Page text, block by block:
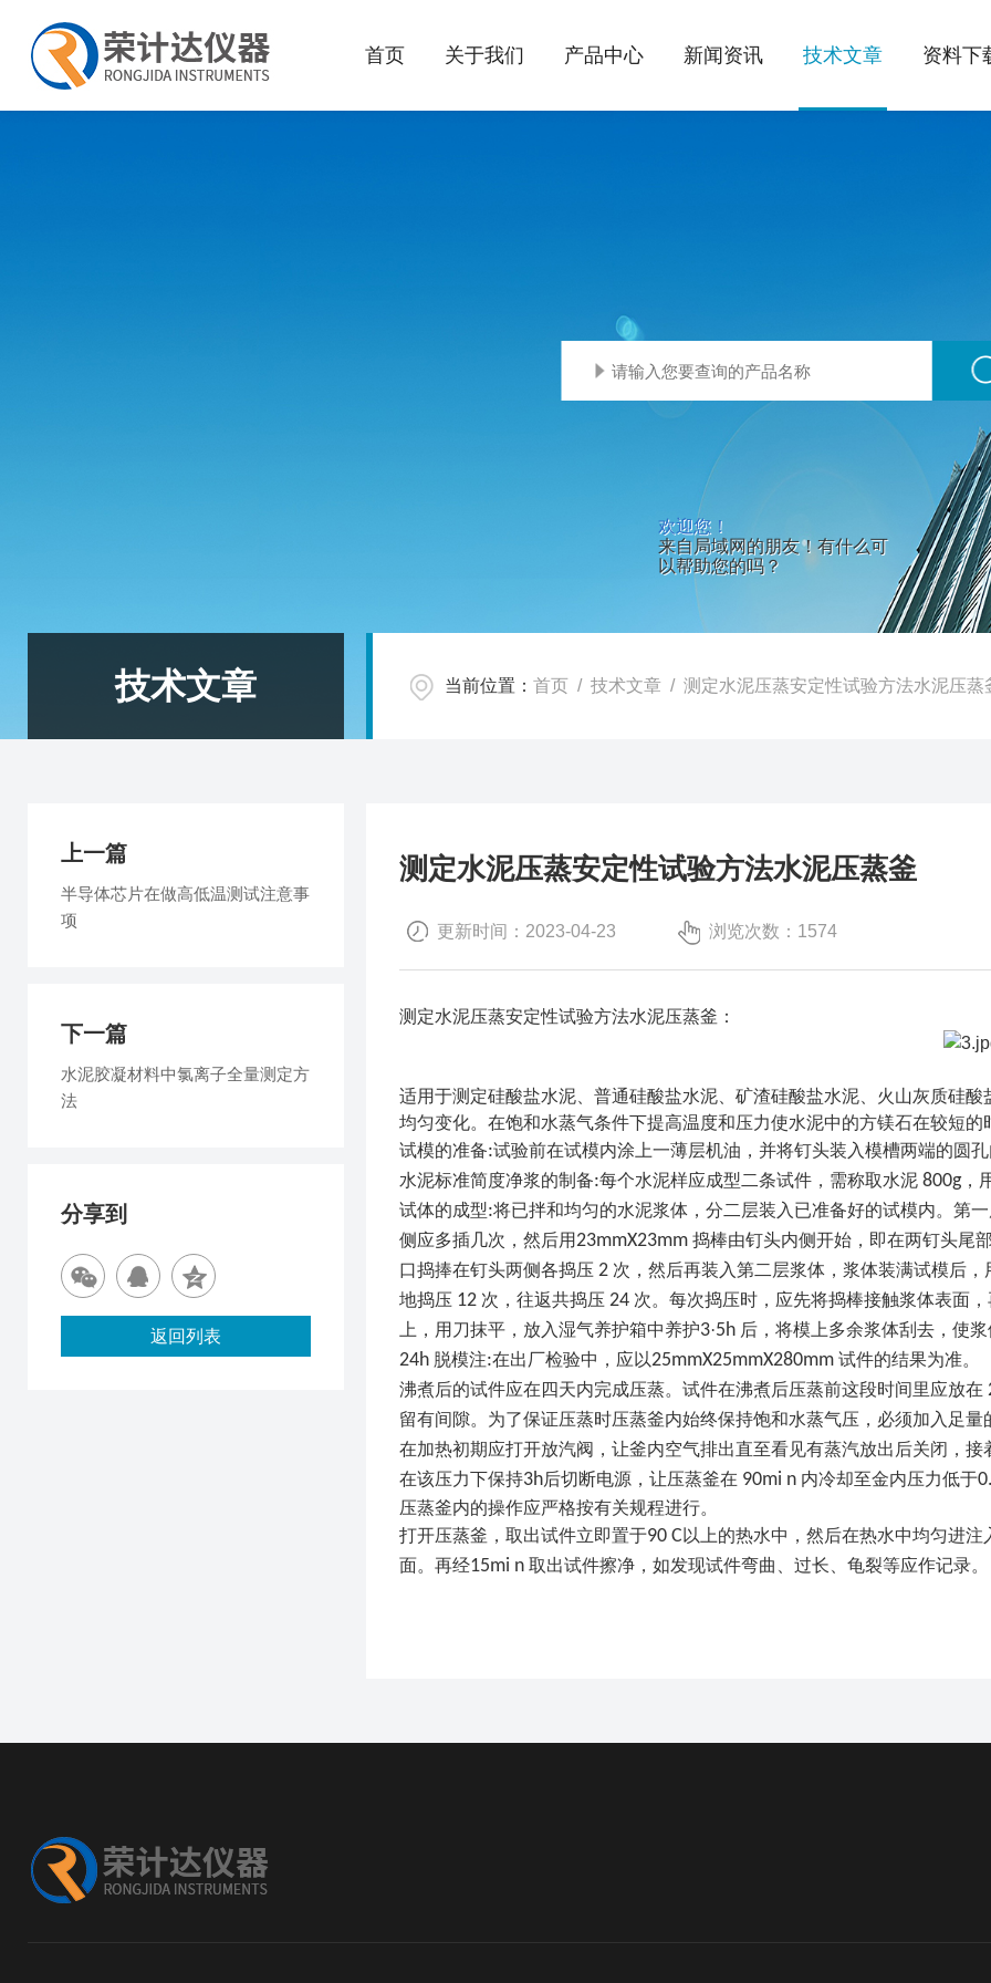
欢迎您！
来自局域网的朋友！有什么可
以帮助您的吗？
首页 关于我们 产品中心 新闻资讯 技术文章 资料下
技术文章 当前位置： 首页 / 技术文章 / 测定水泥压蒸安定性试验方法水泥压蒸
测定水泥压蒸安定性试验方法水泥压蒸釜
更新时间：2023-04-23 浏览次数：1574
测定水泥压蒸安定性试验方法水泥压蒸釜：
适用于测定硅酸盐水泥、普通硅酸盐水泥、矿渣硅酸盐水泥、火山灰质硅
均匀变化。在饱和水蒸气条件下提高温度和压力使水泥中的方镁石在较短
试模的准备:试验前在试模内涂上一薄层机油，并将钉头装入模槽两端的圆
水泥标准简度净浆的制备:每个水泥样应成型二条试件，需称取水泥 800g，
试体的成型:将已拌和均匀的水泥浆体，分二层装入已准备好的试模内。第
侧应多插几次，然后用23mmX23mm 捣棒由钉头内侧开始，即在两钉头尾
口捣捧在钉头两侧各捣压 2 次，然后再装入第二层浆体，浆体装满试模后
地捣压 12 次，往返共捣压 24 次。每次捣压时，应先将捣棒接触浆体表面
上，用刀抹平，放入湿气养护箱中养护3·5h 后，将模上多余浆体刮去，使
24h 脱模注:在出厂检验中，应以25mmX25mmX280mm 试件的结果为准。
沸煮后的试件应在四天内完成压蒸。试件在沸煮后压蒸前这段时间里应放在
留有间隙。为了保证压蒸时压蒸釜内始终保持饱和水蒸气压，必须加入足
在加热初期应打开放汽阀，让釜内空气排出直至看见有蒸汽放出后关闭，
在该压力下保持3h后切断电源，让压蒸釜在 90mi n 内冷却至金内压力低于
压蒸釜内的操作应严格按有关规程进行。
打开压蒸釜，取出试件立即置于90 C 以上的热水中，然后在热水中均匀进注
面。再经15mi n 取出试件擦净，如发现试件弯曲、过长、龟裂等应作记录。
上一篇
半导体芯片在做高低温测试注意事
项
下一篇
水泥胶凝材料中氯离子全量测定方
法
分享到
返回列表